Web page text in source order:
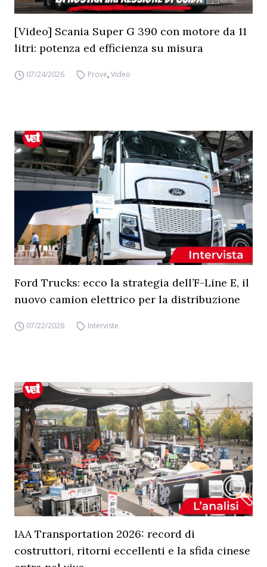
[Video] Scania Super G 390 con motore da 11
litri: potenza ed efficienza su misura
07/24/2026 Prove,Video
Ford Trucks: ecco la strategia dell’F-Line E, il
nuovo camion elettrico per la distribuzione
07/22/2026 Interviste
IAA Transportation 2026: record di
costruttori, ritorni eccellenti e la sfida cinese